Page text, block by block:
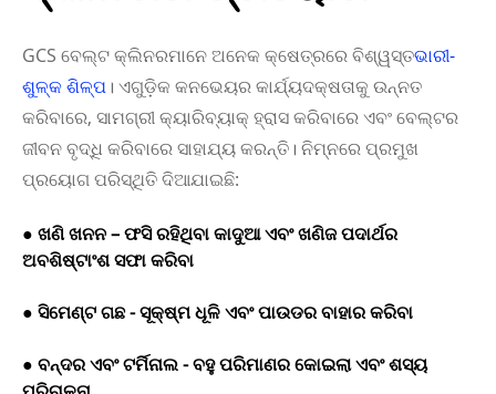
GCS ବେଲ୍ଟ କ୍ଲିନରମାନେ ଅନେକ କ୍ଷେତ୍ରରେ ବିଶ୍ୱସ୍ତଭାରୀ-
ଶୁଳ୍କ ଶିଳ୍ପ। ଏଗୁଡ଼ିକ କନଭେୟର କାର୍ଯ୍ୟଦକ୍ଷତାକୁ ଉନ୍ନତ
କରିବାରେ, ସାମଗ୍ରୀ କ୍ୟାରିବ୍ୟାକ୍ ହ୍ରାସ କରିବାରେ ଏବଂ ବେଲ୍ଟର
ଜୀବନ ବୃଦ୍ଧି କରିବାରେ ସାହାଯ୍ୟ କରନ୍ତି। ନିମ୍ନରେ ପ୍ରମୁଖ
ପ୍ରୟୋଗ ପରିସ୍ଥିତି ଦିଆଯାଇଛି:
● ଖଣି ଖନନ – ଫସି ରହିଥିବା କାଦୁଆ ଏବଂ ଖଣିଜ ପଦାର୍ଥର
ଅବଶିଷ୍ଟାଂଶ ସଫା କରିବା
● ସିମେଣ୍ଟ ଗଛ - ସୂକ୍ଷ୍ମ ଧୂଳି ଏବଂ ପାଉଡର ବାହାର କରିବା
● ବନ୍ଦର ଏବଂ ଟର୍ମିନାଲ - ବହୁ ପରିମାଣର କୋଇଲା ଏବଂ ଶସ୍ୟ